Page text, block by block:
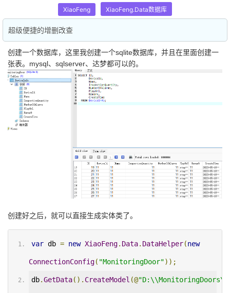
XiaoFeng XiaoFeng.Data数据库
超级便捷的增删改查
创建一个数据库，这里我创建一个sqlite数据库，并且在里面创建一
张表。mysql、sqlserver、达梦都可以的。
创建好之后，就可以直接生成实体类了。
var db = new XiaoFeng. Data. DataHelper(new
ConnectionConfig( "MonitoringDoor"));
db.GetData(). CreateModel (@